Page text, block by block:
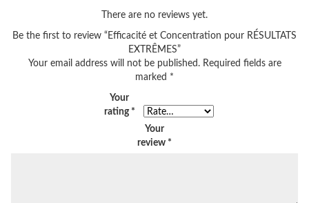
There are no reviews yet.
Be the first to review “Efficacité et Concentration pour RÉSULTATS
EXTRÊMES”
Your email address will not be published. Required fields are
marked *
Your
rating *
Your
review *